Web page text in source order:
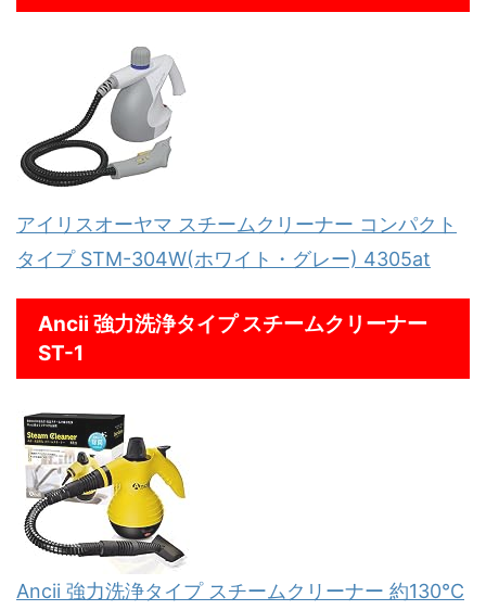
アイリスオーヤマ スチームクリーナー コンパクト
タイプ STM-304W(ホワイト・グレー) 4305at
Ancii 強力洗浄タイプ スチームクリーナー
ST-1
Ancii 強力洗浄タイプ スチームクリーナー 約130℃